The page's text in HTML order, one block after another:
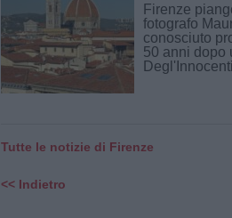
Firenze
fotografo
conosciuto
50 anni dopo
Tutte le notizie di Firenze
<< Indietro